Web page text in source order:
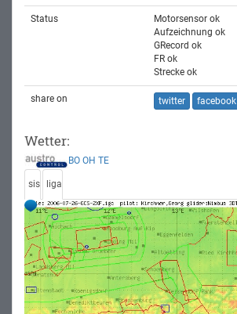
Status
Motorsensor ok
Aufzeichnung ok
GRecord ok
FR ok
Strecke ok
share on twitter facebook
Wetter:
BO OH TE
sis liga